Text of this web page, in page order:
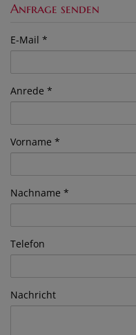
Anfrage senden
E-Mail
Anrede
Vorname
Nachname
Telefon
Nachricht